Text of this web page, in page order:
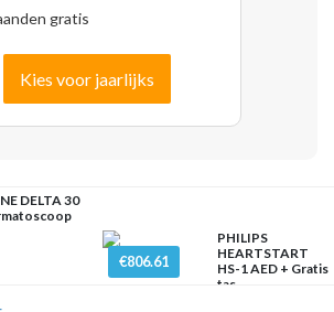
gratis
Kies voor jaarlijks
DELTA 30
€806.61
PHILIPS
HEARTSTART
HS-1 AED + Gratis
tas